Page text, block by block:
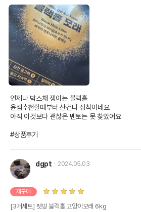
언제나 박스채 쟁이는 블랙홀
윤샘추천할때부터 산건디 정착이네요
아직 이것보다 괜찮은 벤토는 못 찾았어요
#상품후기
dgpt 2024.05.03
재구매
[3개세트] 펫띵 블랙홀 고양이모래 6kg